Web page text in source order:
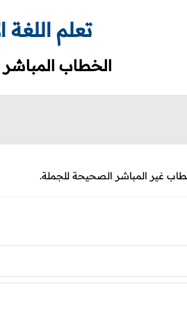
تعلم اللغة
الخطاب المباشر
غير المباشر الصحيحة للجملة.